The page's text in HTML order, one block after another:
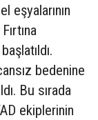
eşyalarının
bedenine
Bu sırada
ekiplerinin